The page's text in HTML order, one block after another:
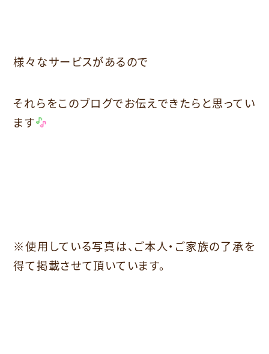
様々なサービスがあるので
それらをこのブログでお伝えできたらと思ってい
ます
※使用している写真は、ご本人・ご家族の了承を
得て掲載させて頂いています。